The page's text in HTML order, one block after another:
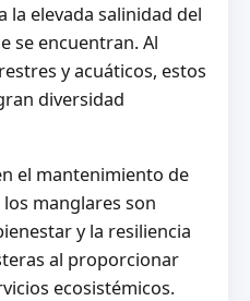
la elevada salinidad del
se encuentran. Al
y acuáticos, estos
diversidad
el mantenimiento de
manglares son
y la resiliencia
al proporcionar
ecosistémicos.